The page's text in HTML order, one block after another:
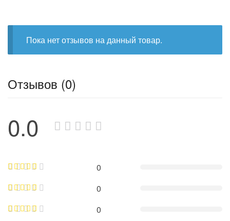
Пока нет отзывов на данный товар.
Отзывов (0)
0.0
0
0
0